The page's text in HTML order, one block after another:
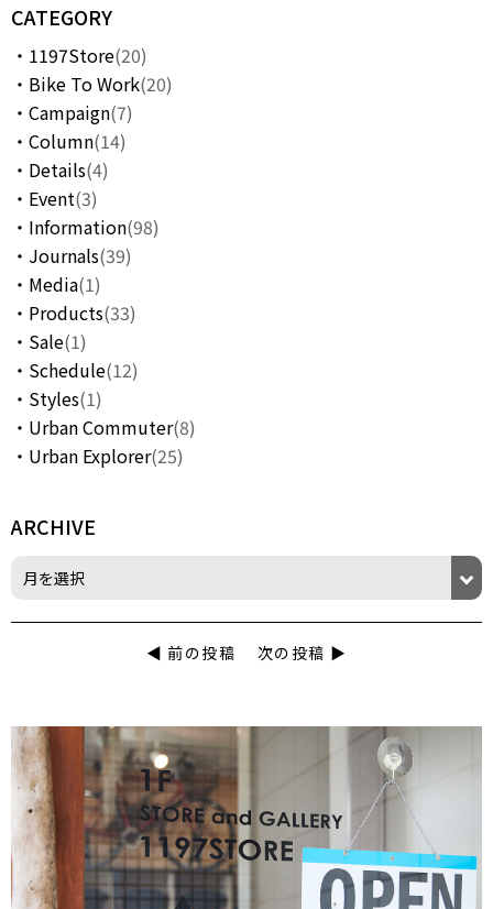
CATEGORY
1197Store(20)
Bike To Work(20)
Campaign(7)
Column(14)
Details(4)
Event(3)
Information(98)
Journals(39)
Media(1)
Products(33)
Sale(1)
Schedule(12)
Styles(1)
Urban Commuter(8)
Urban Explorer(25)
ARCHIVE
◀︎ 前の投稿 次の投稿 ▶︎